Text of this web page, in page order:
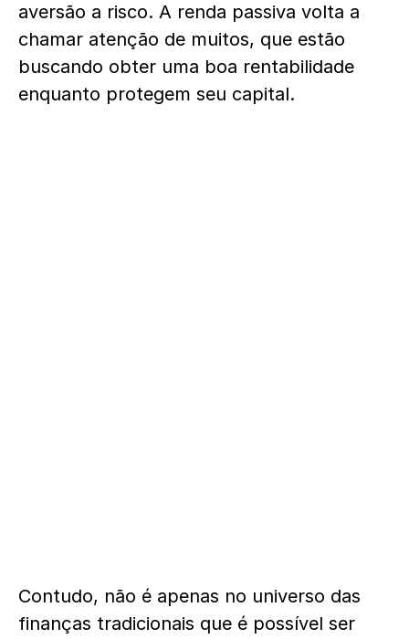
aversão a risco. A renda passiva volta a
chamar atenção de muitos, que estão
buscando obter uma boa rentabilidade
enquanto protegem seu capital.
Contudo, não é apenas no universo das
finanças tradicionais que é possível ser